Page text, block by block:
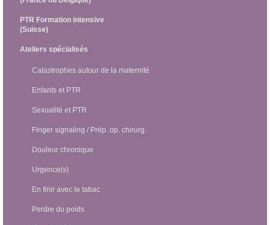
PTR Formation intensive
(Suisse)
Ateliers spécialisés
Catastrophes autour de la maternité
Enfants et PTR
Sexualité et PTR
Finger signaling / Prép. op. chirurg.
Douleur chronique
Urgence(s)
En finir avec le tabac
Perdre du poids